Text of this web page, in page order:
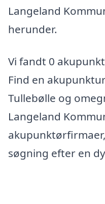
Langeland
herunder.
Vi fandt 0
Find en
Tullebølle og
Langeland
søgning efter en